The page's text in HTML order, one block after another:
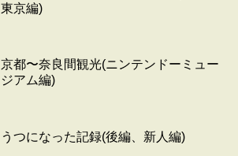
東京編)
京都〜奈良間観光(ニンテンドーミュー
ジアム編)
うつになった記録(後編、新人編)